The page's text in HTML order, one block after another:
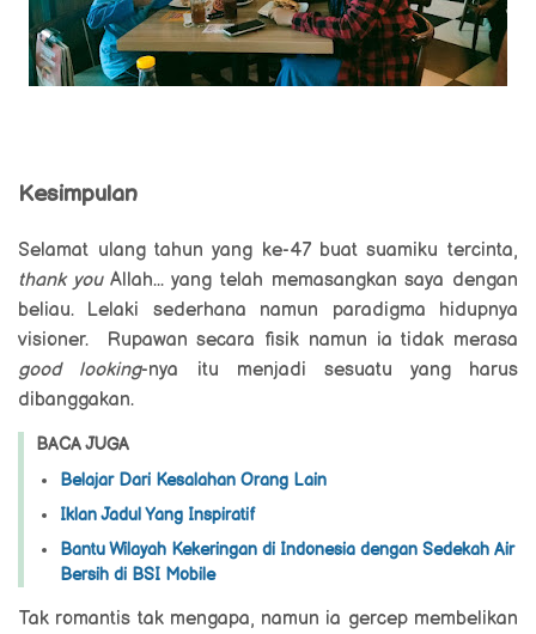
Kesimpulan
Selamat ulang tahun yang ke-47 buat suamiku tercinta,
thank youAllah... yang telah memasangkan saya dengan
beliau. Lelaki sederhana namun paradigma hidupnya
visioner. Rupawan secara fisik namun ia tidak merasa
good looking-nya itu menjadi sesuatu yang harus
dibanggakan.
BACA JUGA
Belajar Dari Kesalahan Orang Lain
Iklan Jadul Yang Inspiratif
Bantu Wilayah Kekeringan di Indonesia dengan Sedekah Air
Bersih di BSI Mobile
Tak romantis tak mengapa, namun ia gercep membelikan